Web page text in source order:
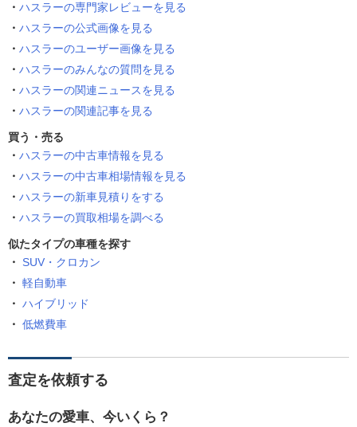
ハスラーの専門家レビューを見る
ハスラーの公式画像を見る
ハスラーのユーザー画像を見る
ハスラーのみんなの質問を見る
ハスラーの関連ニュースを見る
ハスラーの関連記事を見る
買う・売る
ハスラーの中古車情報を見る
ハスラーの中古車相場情報を見る
ハスラーの新車見積りをする
ハスラーの買取相場を調べる
似たタイプの車種を探す
SUV・クロカン
軽自動車
ハイブリッド
低燃費車
査定を依頼する
あなたの愛車、今いくら？